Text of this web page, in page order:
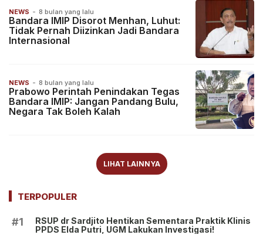
NEWS - 8 bulan yang lalu
Bandara IMIP Disorot Menhan, Luhut:
Tidak Pernah Diizinkan Jadi Bandara
Internasional
NEWS - 8 bulan yang lalu
Prabowo Perintah Penindakan Tegas
Bandara IMIP: Jangan Pandang Bulu,
Negara Tak Boleh Kalah
LIHAT LAINNYA
TERPOPULER
#1
RSUP dr Sardjito Hentikan Sementara Praktik Klinis
PPDS Elda Putri, UGM Lakukan Investigasi!